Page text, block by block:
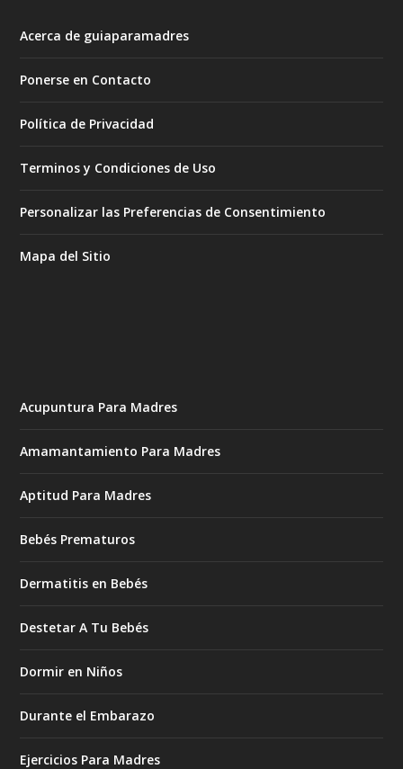
Acerca de guiaparamadres
Ponerse en Contacto
Política de Privacidad
Terminos y Condiciones de Uso
Personalizar las Preferencias de Consentimiento
Mapa del Sitio
Acupuntura Para Madres
Amamantamiento Para Madres
Aptitud Para Madres
Bebés Prematuros
Dermatitis en Bebés
Destetar A Tu Bebés
Dormir en Niños
Durante el Embarazo
Ejercicios Para Madres